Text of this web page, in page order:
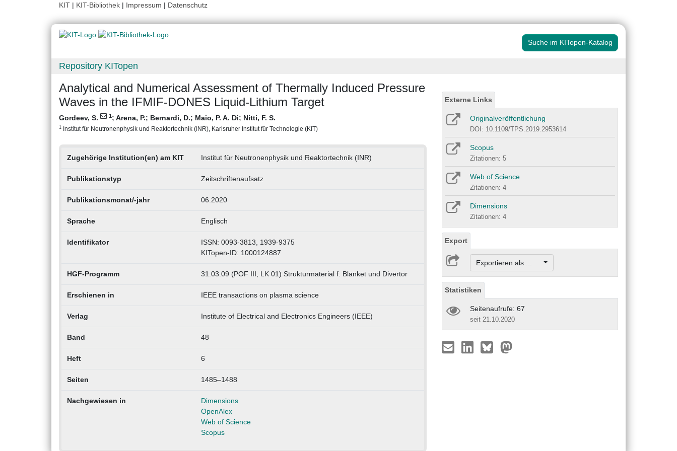
KIT | KIT-Bibliothek | Impressum | Datenschutz
Suche im KITopen-Katalog
Repository KITopen
Analytical and Numerical Assessment of Thermally Induced Pressure
Waves in the IFMIF-DONES Liquid-Lithium Target
Gordeev, S. 1; Arena, P.; Bernardi, D.; Maio, P. A. Di; Nitti, F. S.
1 Institut für Neutronenphysik und Reaktortechnik (INR), Karlsruher Institut für Technologie (KIT)
Zugehörige Institution(en) am KIT Institut für Neutronenphysik und Reaktortechnik (INR)
Publikationstyp Zeitschriftenaufsatz
Publikationsmonat/-jahr 06.2020
Sprache Englisch
Identifikator
ISSN: 0093-3813, 1939-9375
KITopen-ID: 1000124887
HGF-Programm 31.03.09 (POF III, LK 01) Strukturmaterial f. Blanket und Divertor
Erschienen in IEEE transactions on plasma science
Verlag Institute of Electrical and Electronics Engineers (IEEE)
Band 48
Heft 6
Seiten 1485–1488
Nachgewiesen in
Dimensions
OpenAlex
Web of Science
Scopus
Externe Links
Originalveröffentlichung
DOI: 10.1109/TPS.2019.2953614
Scopus
Zitationen: 5
Web of Science
Zitationen: 4
Dimensions
Zitationen: 4
Export
Exportieren als ...
Statistiken
Seitenaufrufe: 67
seit 21.10.2020